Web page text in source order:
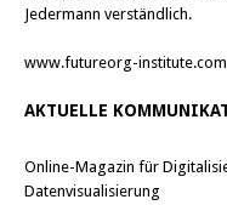
Jedermann verständlich.
www.futureorg-institute.com
AKTUELLE
Online-Magazin für
Datenvisualisierung